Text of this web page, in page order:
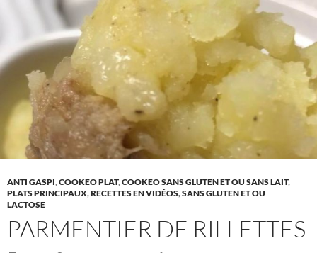
ANTI GASPI,COOKEO PLAT,COOKEO SANS GLUTEN ET OU SANS LAIT,
PLATS PRINCIPAUX,RECETTES EN VIDÉOS,SANS GLUTEN ET OU
LACTOSE
PARMENTIER DE RILLETTES